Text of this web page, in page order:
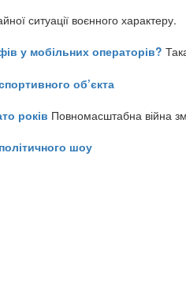
ситуації воєнного характеру.
у мобільних операторів?
об’єкта
років Повномасштабна війна
шоу